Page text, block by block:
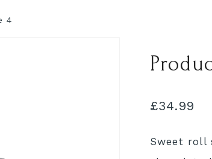
4
£34.99
Sweet roll